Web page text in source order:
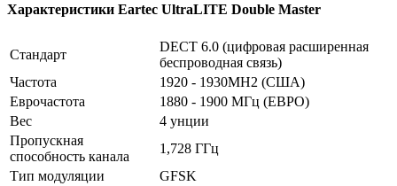
Характеристики Eartec UltraLITE Double Master
Стандарт
DECT 6.0 (цифровая расширенная
беспроводная связь)
Частота
1920 - 1930MH2 (США)
Еврочастота
1880 - 1900 МГц (ЕВРО)
Вес
4 унции
Пропускная
способность канала
1,728 ГГц
Тип модуляции
GFSK